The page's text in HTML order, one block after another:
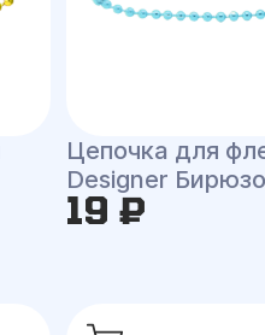
Цепочка для
Designer
19 ₽